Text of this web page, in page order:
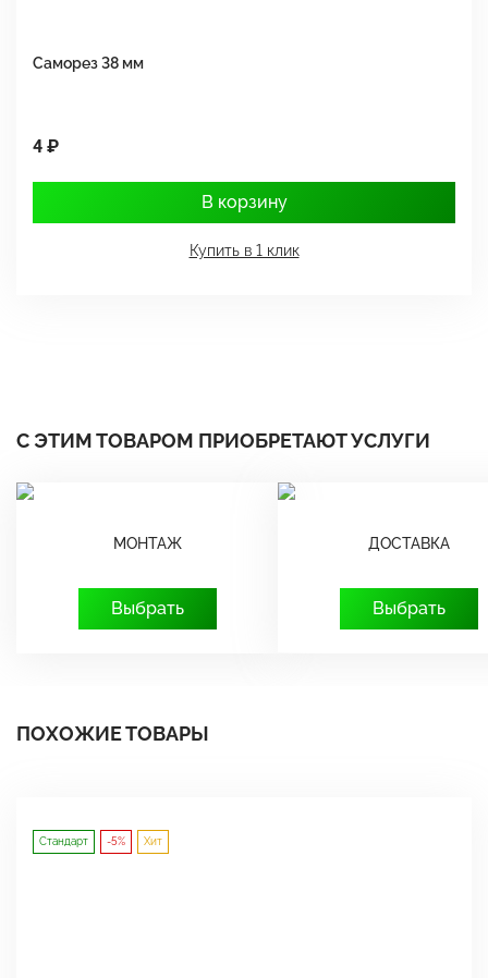
Саморез 38 мм
4 ₽
В корзину
Купить в 1 клик
С ЭТИМ ТОВАРОМ ПРИОБРЕТАЮТ УСЛУГИ
МОНТАЖ
Выбрать
ДОСТАВКА
Выбрать
ПОХОЖИЕ ТОВАРЫ
Стандарт -5% Хит